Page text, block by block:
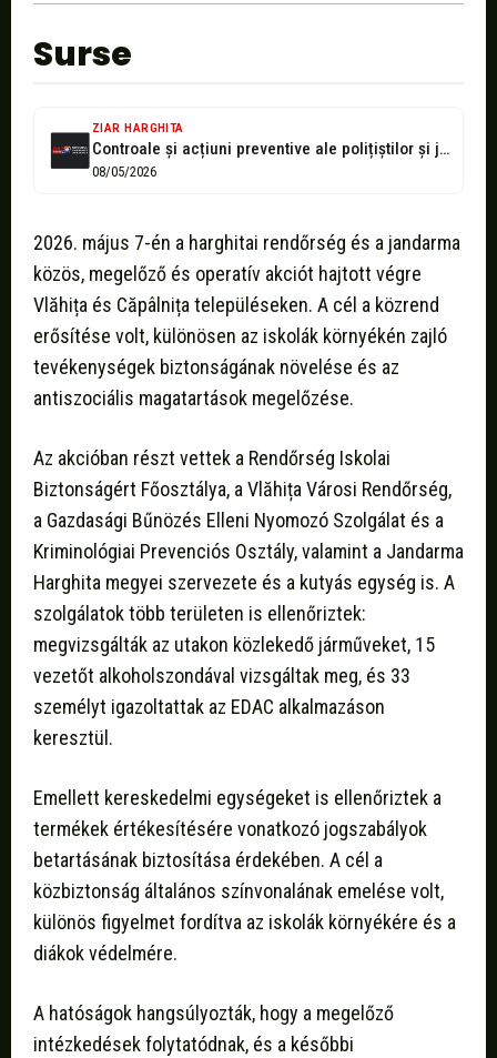
Surse
ZIAR HARGHITA
Controale și acțiuni preventive ale polițiștilor și jandarmilor în Vlăhița și Căpâlnița
08/05/2026
2026. május 7-én a harghitai rendőrség és a jandarma
közös, megelőző és operatív akciót hajtott végre
Vlăhița és Căpâlnița településeken. A cél a közrend
erősítése volt, különösen az iskolák környékén zajló
tevékenységek biztonságának növelése és az
antiszociális magatartások megelőzése.
Az akcióban részt vettek a Rendőrség Iskolai
Biztonságért Főosztálya, a Vlăhița Városi Rendőrség,
a Gazdasági Bűnözés Elleni Nyomozó Szolgálat és a
Kriminológiai Prevenciós Osztály, valamint a Jandarma
Harghita megyei szervezete és a kutyás egység is. A
szolgálatok több területen is ellenőriztek:
megvizsgálták az utakon közlekedő járműveket, 15
vezetőt alkoholszondával vizsgáltak meg, és 33
személyt igazoltattak az EDAC alkalmazáson
keresztül.
Emellett kereskedelmi egységeket is ellenőriztek a
termékek értékesítésére vonatkozó jogszabályok
betartásának biztosítása érdekében. A cél a
közbiztonság általános színvonalának emelése volt,
különös figyelmet fordítva az iskolák környékére és a
diákok védelmére.
A hatóságok hangsúlyozták, hogy a megelőző
intézkedések folytatódnak, és a későbbi